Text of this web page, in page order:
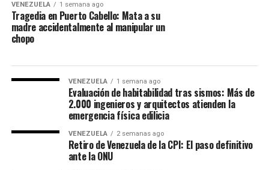
VENEZUELA 1 semana ago
Tragedia en Puerto Cabello: Mata a su
madre accidentalmente al manipular un
chopo
VENEZUELA 1 semana ago
Evaluación de habitabilidad tras sismos: Más de
2.000 ingenieros y arquitectos atienden la
emergencia física edilicia
VENEZUELA 2 semanas ago
Retiro de Venezuela de la CPI: El paso definitivo
ante la ONU